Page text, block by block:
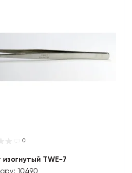
0
изогнутый TWE-7
10490